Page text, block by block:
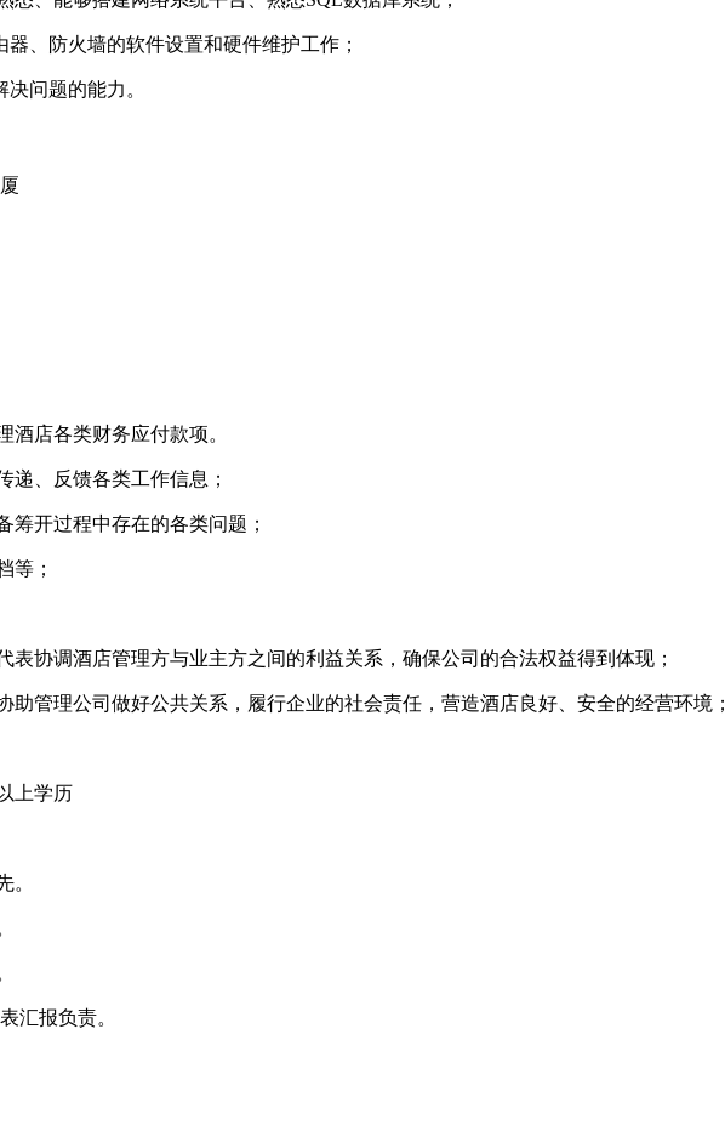
、防火墙的软件设置和硬件维护工作；
问题的能力。
酒店各类财务应付款项。
递、反馈各类工作信息；
筹开过程中存在的各类问题；
等；
协调酒店管理方与业主方之间的利益关系，确保公司的合法权益得到体现；
管理公司做好公共关系，履行企业的社会责任，营造酒店良好、安全的经营环境；
上学历
。
汇报负责。